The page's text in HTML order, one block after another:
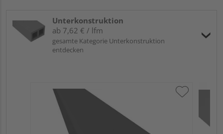
Unterkonstruktion
ab 7,62 € / lfm
gesamte Kategorie Unterkonstruktion
entdecken